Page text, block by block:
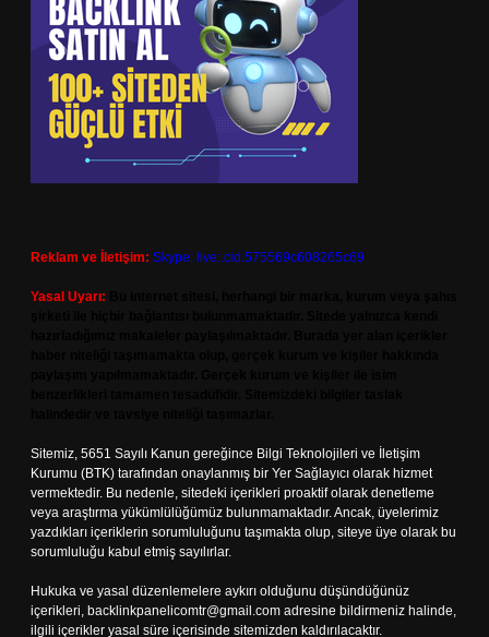
Reklam ve İletişim: Skype: live:.cid.575569c608265c69
Yasal Uyarı:
Sitemiz, 5651 Sayılı Kanun gereğince Bilgi Teknolojileri ve İletişim
Kurumu (BTK) tarafından onaylanmış bir Yer Sağlayıcı olarak hizmet
vermektedir. Bu nedenle, sitedeki içerikleri proaktif olarak denetleme
veya araştırma yükümlülüğümüz bulunmamaktadır. Ancak, üyelerimiz
yazdıkları içeriklerin sorumluluğunu taşımakta olup, siteye üye olarak bu
sorumluluğu kabul etmiş sayılırlar.
Hukuka ve yasal düzenlemelere aykırı olduğunu düşündüğünüz
içerikleri, backlinkpanelicomtr@gmail.com adresine bildirmeniz halinde,
ilgili içerikler yasal süre içerisinde sitemizden kaldırılacaktır.